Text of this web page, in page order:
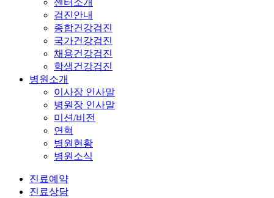
검진안내
종합건강검진
국가건강검진
채용건강검진
학생건강검진
병원소개
이사장 인사말
병원장 인사말
미션/비전
연혁
병원현황
병원소식
진료예약
진료상담